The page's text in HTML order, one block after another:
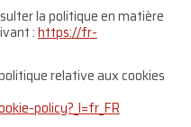
la politique en matière
:https://fr-
relative aux cookies
policy?_l=fr_FR